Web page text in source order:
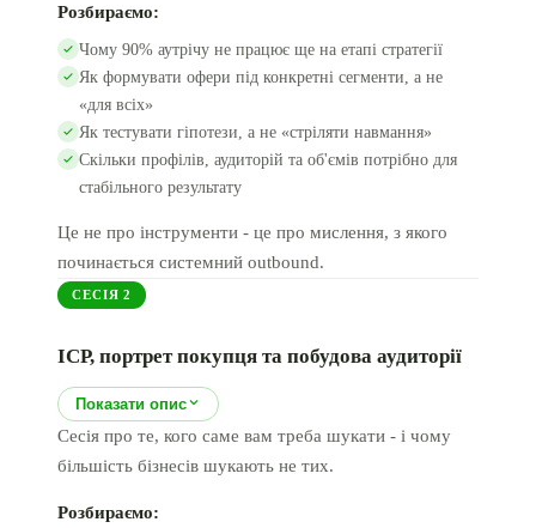
Розбираємо:
Чому 90% аутрічу не працює ще на етапі стратегії
Як формувати офери під конкретні сегменти, а не
«для всіх»
Як тестувати гіпотези, а не «стріляти навмання»
Скільки профілів, аудиторій та об'ємів потрібно для
стабільного результату
Це не про інструменти - це про мислення, з якого
починається системний outbound.
СЕСІЯ 2
ICP, портрет покупця та побудова аудиторії
Показати опис
Сесія про те, кого саме вам треба шукати - і чому
більшість бізнесів шукають не тих.
Розбираємо: